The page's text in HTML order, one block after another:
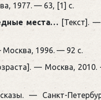
1977. — 63, [1] с.
места… [Текст].
Москва, 1996. — 92 с.
— Москва, 2010.
— Санкт-